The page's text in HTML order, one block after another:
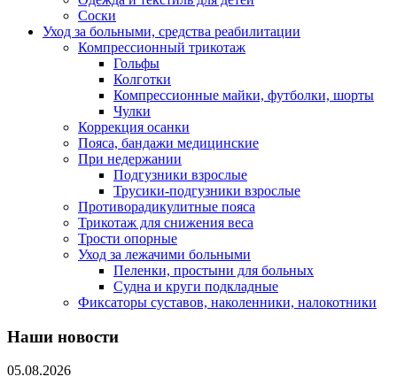
Соски
Уход за больными, средства реабилитации
Компрессионный трикотаж
Гольфы
Колготки
Компрессионные майки, футболки, шорты
Чулки
Коррекция осанки
Пояса, бандажи медицинские
При недержании
Подгузники взрослые
Трусики-подгузники взрослые
Противорадикулитные пояса
Трикотаж для снижения веса
Трости опорные
Уход за лежачими больными
Пеленки, простыни для больных
Судна и круги подкладные
Фиксаторы суставов, наколенники, налокотники
Наши новости
05.08.2026